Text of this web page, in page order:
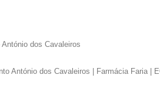
dos Cavaleiros